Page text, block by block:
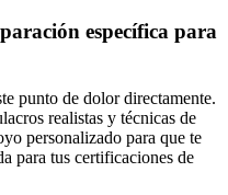
específica para
punto de dolor directamente.
realistas y técnicas de
personalizado para que te
para tus certificaciones de